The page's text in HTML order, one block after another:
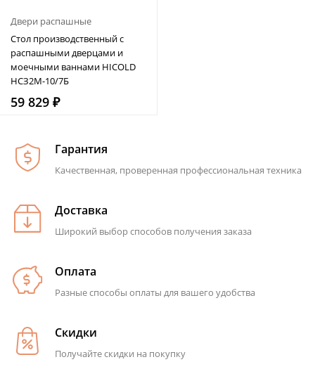
Двери распашные
Стол производственный с
распашными дверцами и
моечными ваннами HICOLD
НСЗ2М-10/7Б
59 829 ₽
Гарантия
Качественная, проверенная профессиональная техника
Доставка
Широкий выбор способов получения заказа
Оплата
Разные способы оплаты для вашего удобства
Скидки
Получайте скидки на покупку